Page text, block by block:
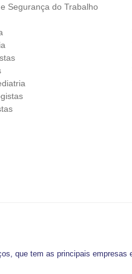
Segurança do Trabalho
que tem as principais empresas